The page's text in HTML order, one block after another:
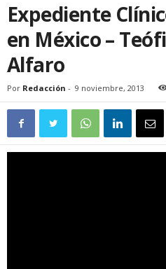
Expediente
en México –
Alfaro
Por Redacción - 9 noviembre, 2013